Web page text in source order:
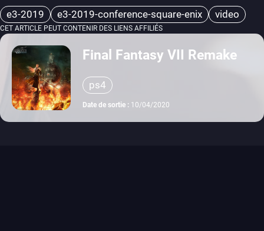
e3-2019 e3-2019-conference-square-enix video
CET ARTICLE PEUT CONTENIR DES LIENS AFFILIÉS
Final Fantasy VII Remake
ps4
Date de sortie : 10/04/2020